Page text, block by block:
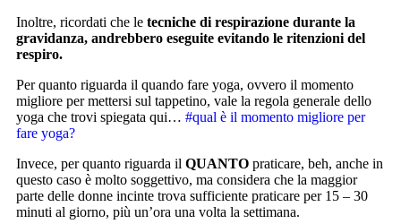
Inoltre, ricordati che le tecniche di respirazione durante la
gravidanza, andrebbero eseguite evitando le ritenzioni del
respiro.
Per quanto riguarda il quando fare yoga, ovvero il momento
migliore per mettersi sul tappetino, vale la regola generale dello
yoga che trovi spiegata qui… #qual è il momento migliore per
fare yoga?
Invece, per quanto riguarda il QUANTO praticare, beh, anche in
questo caso è molto soggettivo, ma considera che la maggior
parte delle donne incinte trova sufficiente praticare per 15 – 30
minuti al giorno, più un’ora una volta la settimana.